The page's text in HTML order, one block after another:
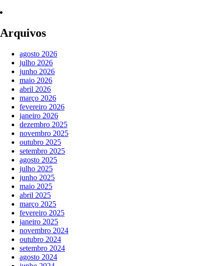
Arquivos
agosto 2026
julho 2026
junho 2026
maio 2026
abril 2026
março 2026
fevereiro 2026
janeiro 2026
dezembro 2025
novembro 2025
outubro 2025
setembro 2025
agosto 2025
julho 2025
junho 2025
maio 2025
abril 2025
março 2025
fevereiro 2025
janeiro 2025
novembro 2024
outubro 2024
setembro 2024
agosto 2024